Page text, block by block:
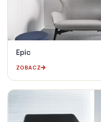
Epic
ZOBACZ